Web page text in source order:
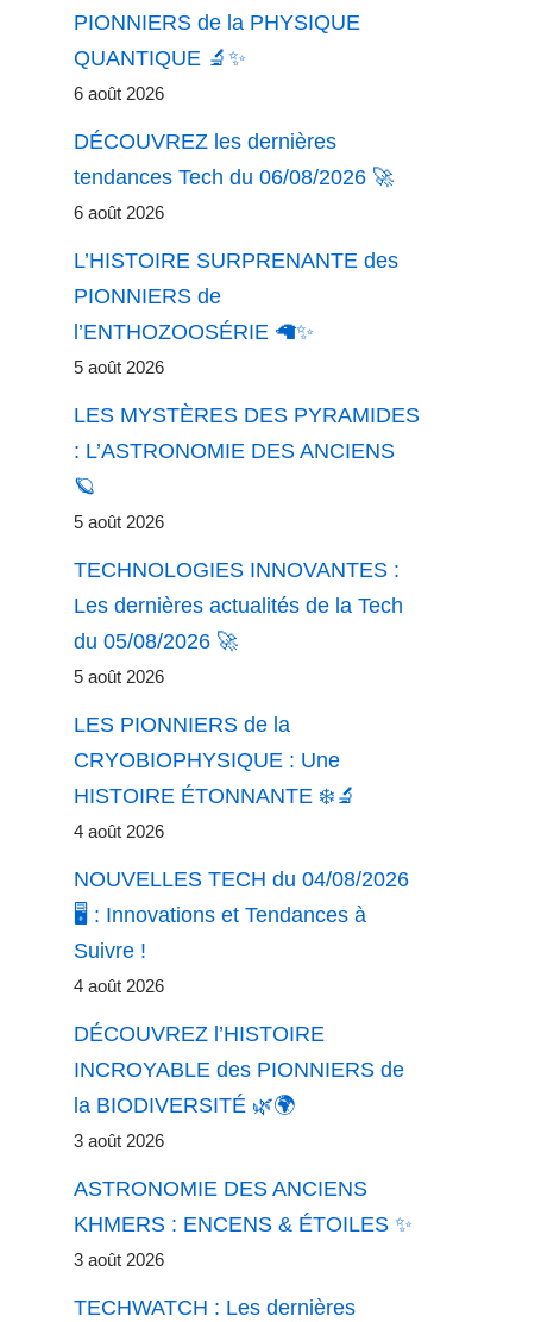
PIONNIERS de la PHYSIQUE
QUANTIQUE 🔬✨
6 août 2026
DÉCOUVREZ les dernières
tendances Tech du 06/08/2026 🚀
6 août 2026
L’HISTOIRE SURPRENANTE des
PIONNIERS de
l’ENTHOZOOSÉRIE 🦙✨
5 août 2026
LES MYSTÈRES DES PYRAMIDES
: L’ASTRONOMIE DES ANCIENS
🪐
5 août 2026
TECHNOLOGIES INNOVANTES :
Les dernières actualités de la Tech
du 05/08/2026 🚀
5 août 2026
LES PIONNIERS de la
CRYOBIOPHYSIQUE : Une
HISTOIRE ÉTONNANTE ❄️🔬
4 août 2026
NOUVELLES TECH du 04/08/2026
🖥️ : Innovations et Tendances à
Suivre !
4 août 2026
DÉCOUVREZ l’HISTOIRE
INCROYABLE des PIONNIERS de
la BIODIVERSITÉ 🌿🌍
3 août 2026
ASTRONOMIE DES ANCIENS
KHMERS : ENCENS & ÉTOILES ✨
3 août 2026
TECHWATCH : Les dernières